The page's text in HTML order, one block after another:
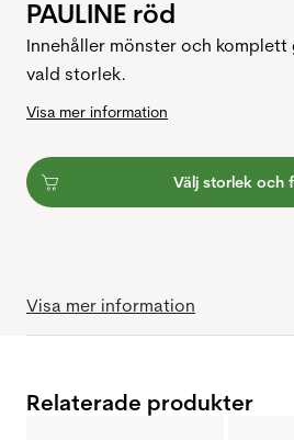
PAULINE röd
Innehåller mönster och
vald storlek.
Visa mer information
Välj storlek och
Visa mer information
Relaterade produkter